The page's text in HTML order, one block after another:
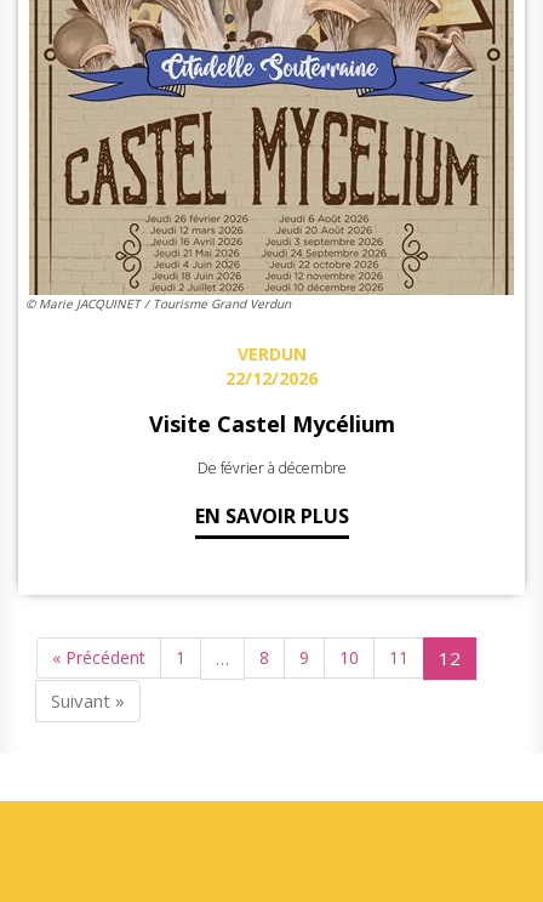
© Marie JACQUINET / Tourisme Grand Verdun
VERDUN
22/12/2026
Visite Castel Mycélium
De février à décembre
EN SAVOIR PLUS
« Précédent 1 … 8 9 10 11
12
Suivant »